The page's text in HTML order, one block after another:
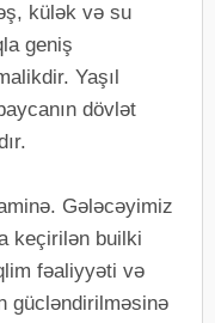
külək və su
geniş
Yaşıl
dövlət
Gələcəyimiz
keçirilən builki
fəaliyyəti və
gücləndirilməsinə